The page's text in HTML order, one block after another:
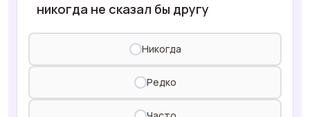
никогда не сказал бы другу
Никогда
Редко